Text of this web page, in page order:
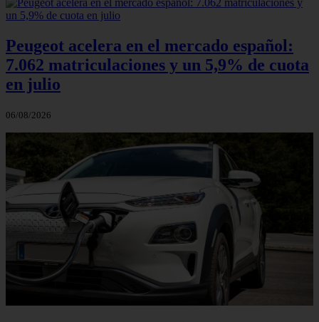
Peugeot acelera en el mercado español:
7.062 matriculaciones y un 5,9% de cuota
en julio
06/08/2026